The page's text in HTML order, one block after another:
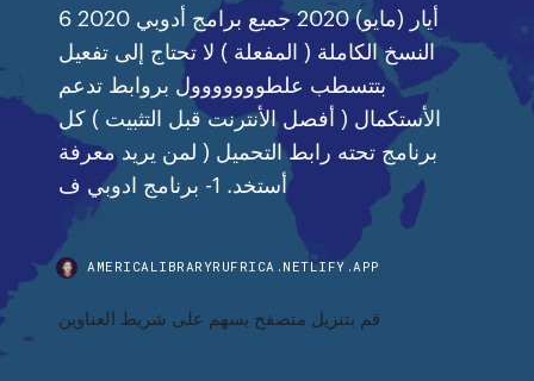
6 أيار (مايو) 2020 جميع برامج أدوبي 2020
النسخ الكاملة ( المفعلة ) لا تحتاج إلى تفعيل
بتتسطب علطووووووول بروابط تدعم
الأستكمال ( أفصل الأنترنت قبل التثبيت ) كل
برنامج تحته رابط التحميل ( لمن يريد معرفة
أستخد. 1- برنامج ادوبي ف
AMERICALIBRARYRUFRICA.NETLIFY.APP
قم بتنزيل متصفح بسهم على شريط العناوين